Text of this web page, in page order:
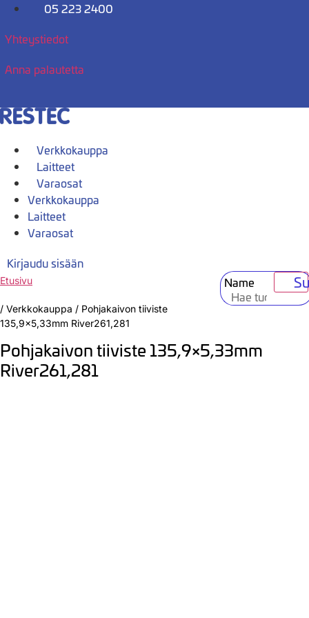
Mene
05 223 2400
Yhteystiedot
Anna palautetta
Verkkokauppa
Laitteet
Varaosat
Verkkokauppa
Laitteet
Varaosat
Kirjaudu sisään
Name
Etusivu
/ Verkkokauppa / Pohjakaivon tiiviste
135,9×5,33mm River261,281
Pohjakaivon tiiviste 135,9×5,33mm
River261,281